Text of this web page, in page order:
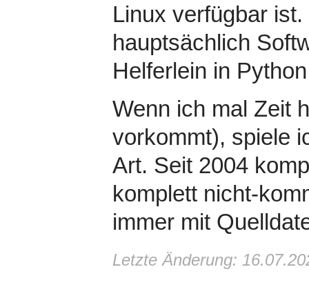
Linux verfügbar
hauptsächlich
Helferlein in
Wenn ich mal Zeit
vorkommt), spiele
Art. Seit 2004
komplett nicht-
immer mit
Letzte Änderung: